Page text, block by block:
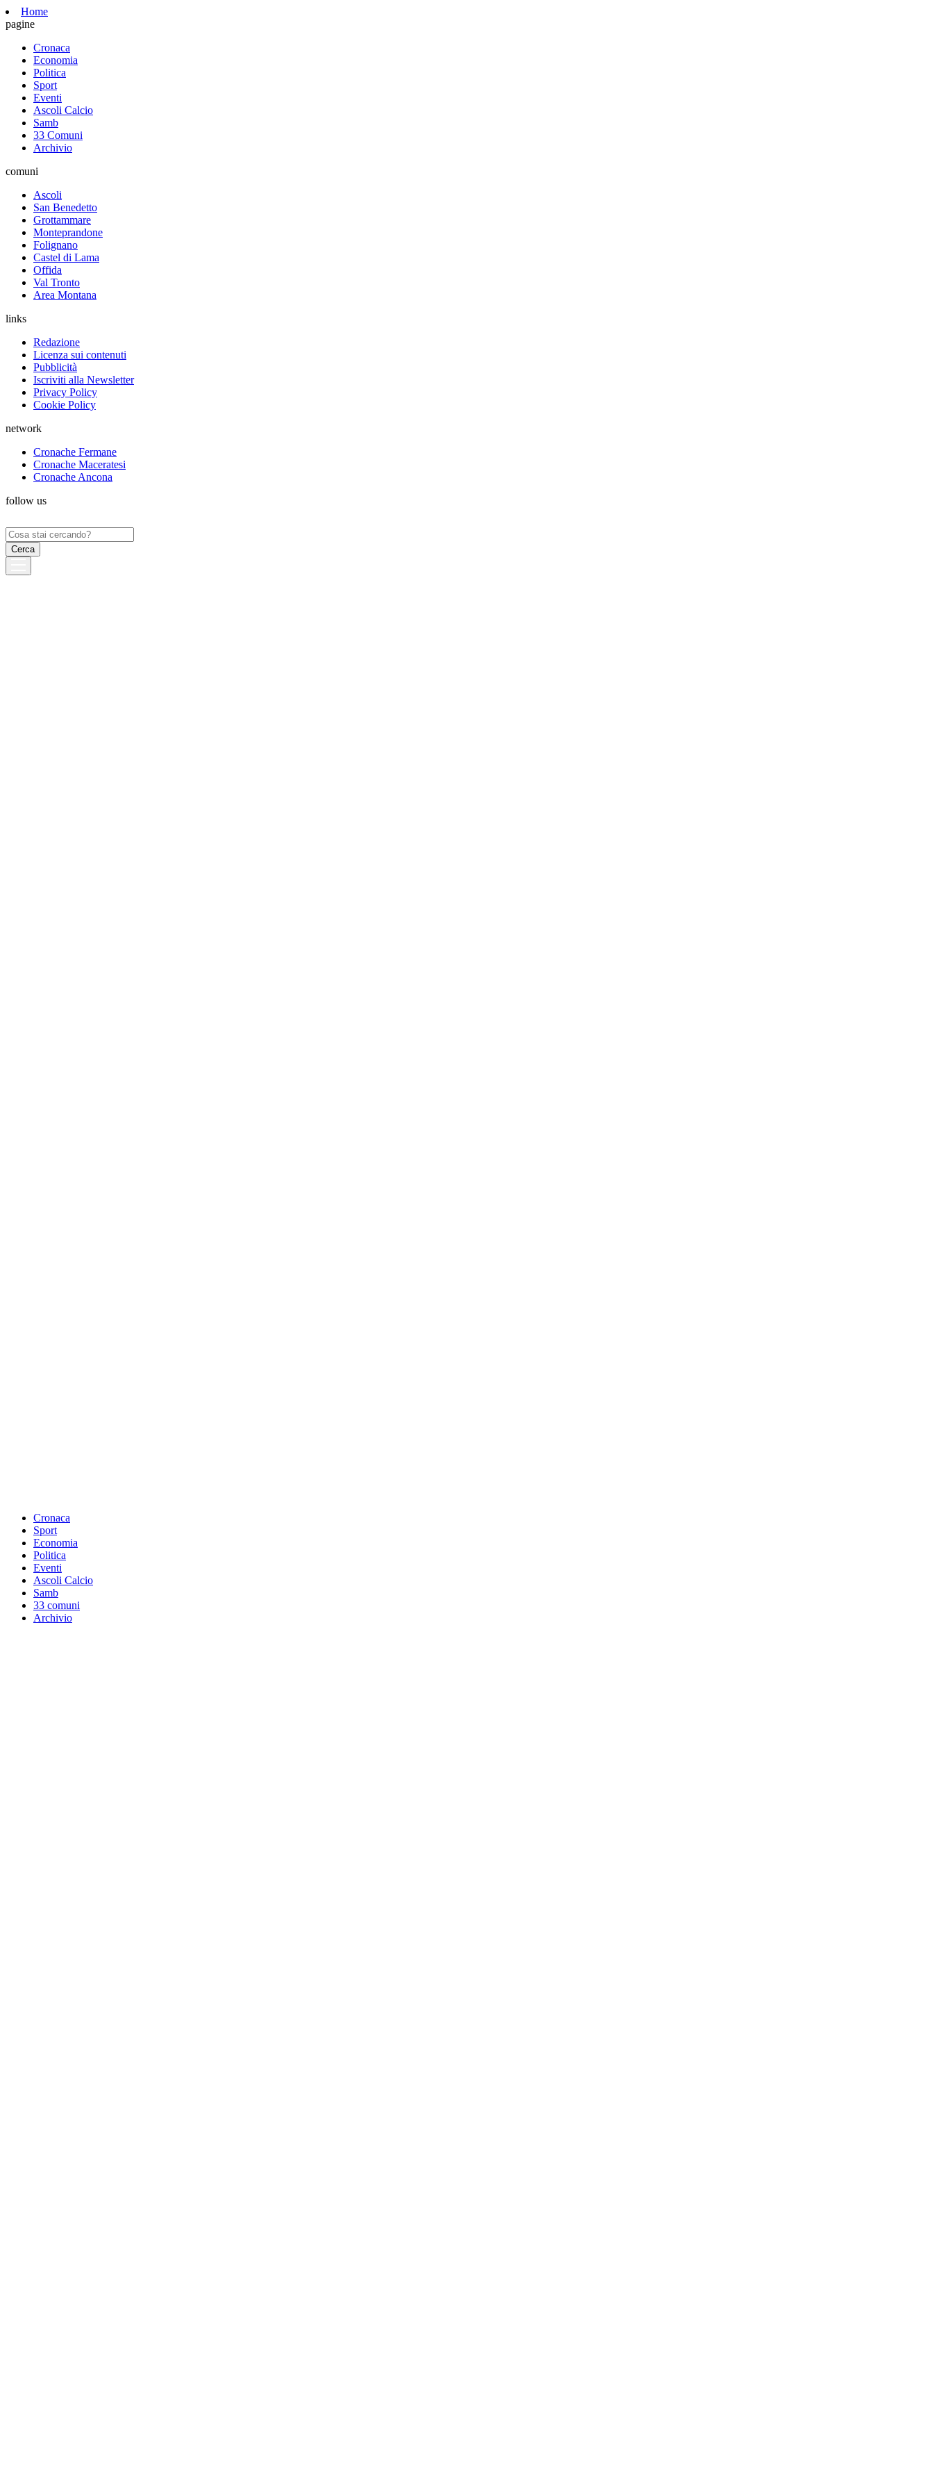
Home
pagine
Cronaca
Economia
Politica
Sport
Eventi
Ascoli Calcio
Samb
33 Comuni
Archivio
comuni
Ascoli
San Benedetto
Grottammare
Monteprandone
Folignano
Castel di Lama
Offida
Val Tronto
Area Montana
links
Redazione
Licenza sui contenuti
Pubblicità
Iscriviti alla Newsletter
Privacy Policy
Cookie Policy
network
Cronache Fermane
Cronache Maceratesi
Cronache Ancona
follow us
Ricerca
per:
Cronaca
Sport
Economia
Politica
Eventi
Ascoli Calcio
Samb
33 comuni
Archivio